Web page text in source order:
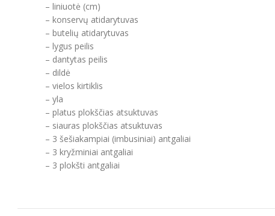
– liniuotė (cm)
– konservų atidarytuvas
– butelių atidarytuvas
– lygus peilis
– dantytas peilis
– dildė
– vielos kirtiklis
– yla
– platus plokščias atsuktuvas
– siauras plokščias atsuktuvas
– 3 šešiakampiai (imbusiniai) antgaliai
– 3 kryžminiai antgaliai
– 3 plokšti antgaliai